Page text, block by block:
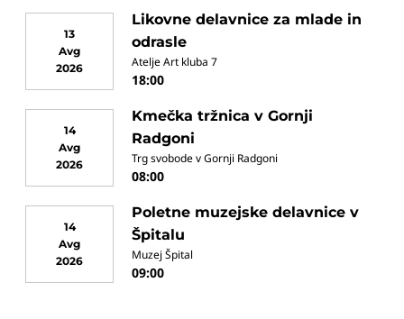
13
Avg
2026
Likovne delavnice za mlade in
odrasle
Atelje Art kluba 7
18:00
14
Avg
2026
Kmečka tržnica v Gornji
Radgoni
Trg svobode v Gornji Radgoni
08:00
14
Avg
2026
Poletne muzejske delavnice v
Špitalu
Muzej Špital
09:00